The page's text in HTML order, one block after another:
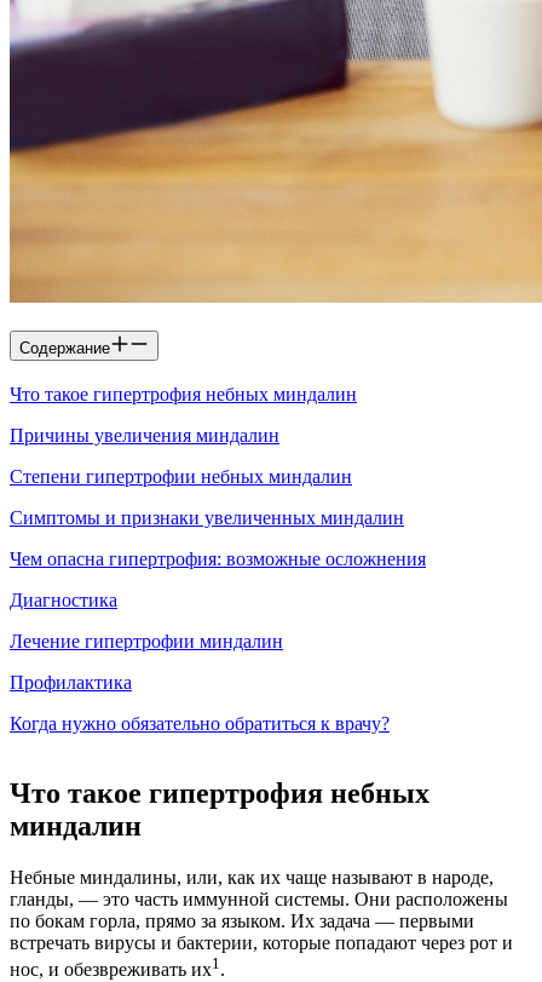
Содержание
Что такое гипертрофия небных миндалин
Причины увеличения миндалин
Степени гипертрофии небных миндалин
Симптомы и признаки увеличенных миндалин
Чем опасна гипертрофия: возможные осложнения
Диагностика
Лечение гипертрофии миндалин
Профилактика
Когда нужно обязательно обратиться к врачу?
Что такое гипертрофия небных
миндалин
Небные миндалины, или, как их чаще называют в народе,
гланды, — это часть иммунной системы. Они расположены
по бокам горла, прямо за языком. Их задача — первыми
встречать вирусы и бактерии, которые попадают через рот и
нос, и обезвреживать их1.